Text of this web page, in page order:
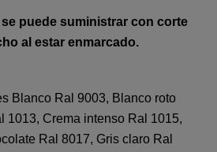
puede suministrar con corte
al estar enmarcado.
Blanco Ral 9003, Blanco roto
1013, Crema intenso Ral 1015,
Ral 8017, Gris claro Ral